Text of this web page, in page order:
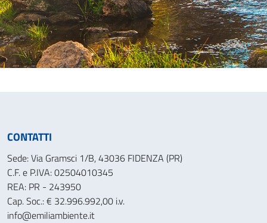
CONTATTI
Sede: Via Gramsci 1/B, 43036 FIDENZA (PR)
C.F. e P.IVA: 02504010345
REA: PR - 243950
Cap. Soc.: € 32.996.992,00 i.v.
info@emiliambiente.it